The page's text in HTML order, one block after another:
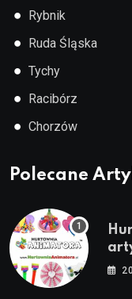
● Rybnik
● Ruda Śląska
● Tychy
● Racibórz
● Chorzów
Polecane